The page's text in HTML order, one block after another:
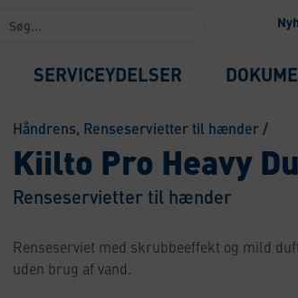
SERVICEYDELSER
Håndrens, Renseservietter til hænder/
Kiilto Pro Heavy
Renseservietter til hænder
Renseserviet med skrubbeeffekt og mild
uden brug af vand.